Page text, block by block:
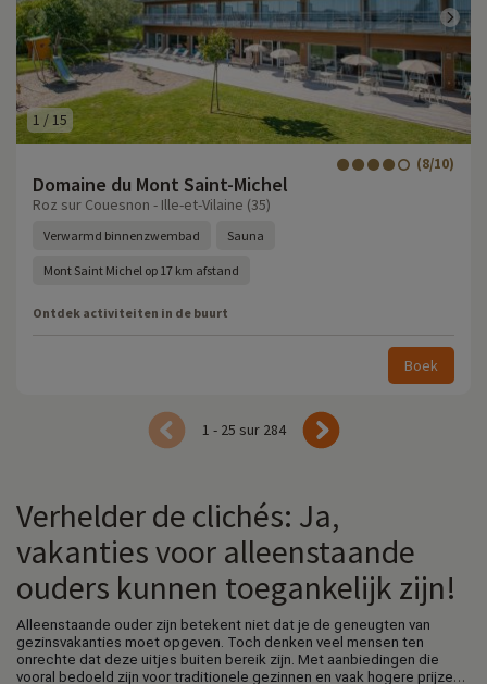
1 / 15
Domaine du Mont Saint-Michel
(8/10)
Roz sur Couesnon - Ille-et-Vilaine (35)
Verwarmd binnenzwembad Sauna
Mont Saint Michel op 17 km afstand
Ontdek activiteiten in de buurt
Boek
1 - 25 sur 284
Verhelder de clichés: Ja,
vakanties voor alleenstaande
ouders kunnen toegankelijk zijn!
Alleenstaande ouder zijn betekent niet dat je de geneugten van
gezinsvakanties moet opgeven. Toch denken veel mensen ten
onrechte dat deze uitjes buiten bereik zijn. Met aanbiedingen die
vooral bedoeld zijn voor traditionele gezinnen en vaak hogere prijzen